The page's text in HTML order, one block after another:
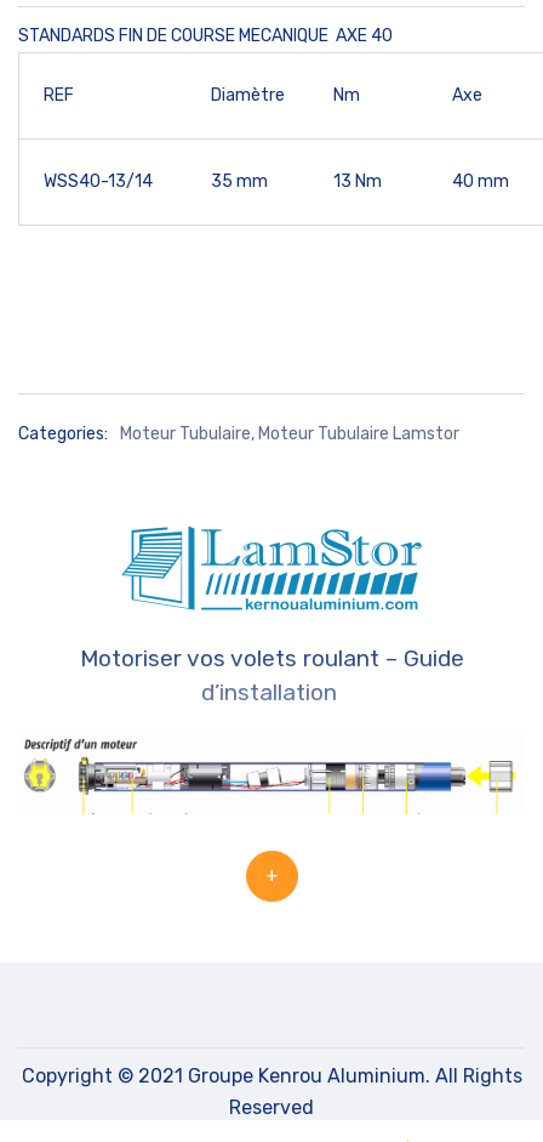
STANDARDS FIN DE COURSE MECANIQUE AXE 40
REF Diamètre Nm Axe
WSS40-13/14 35 mm 13 Nm 40 mm
Categories: Moteur Tubulaire, Moteur Tubulaire Lamstor
Motoriser vos volets roulant – Guide
d’installation
+
Copyright © 2021 Groupe Kenrou Aluminium. All Rights
Reserved